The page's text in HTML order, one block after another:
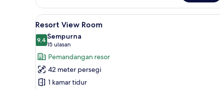
Forest
View
King
Room
Lihat
semua
foto
untuk
Resort
View
Room
Seprai premium, minibar,
7
Resort View Room
9,49,4 dari 10
Sempurna
15 ulasan
(15
ulasan)
Pemandangan resor
42 meter persegi
1 kamar tidur